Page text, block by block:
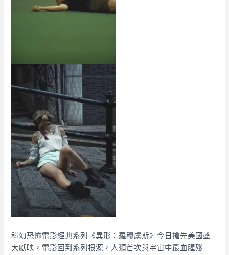
科幻恐怖電影經典系列《異形：羅穆盧斯》今日搶先美國盛
大獻映，電影回到系列根源，人類首次與宇宙中最血腥殘